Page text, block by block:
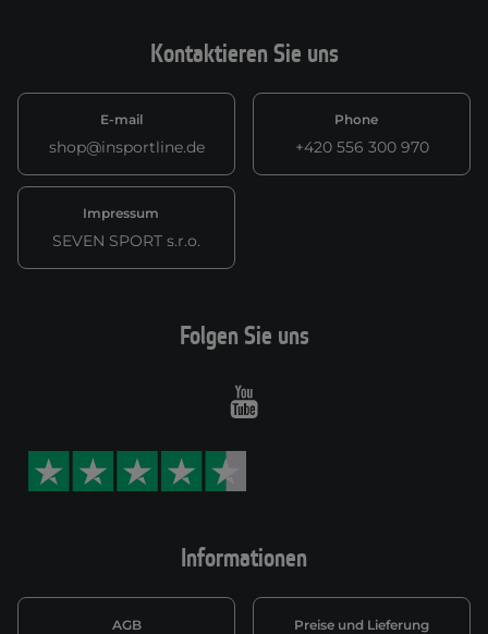
Kontaktieren Sie uns
E-mail
shop@insportline.de
Phone
+420 556 300 970
Impressum
SEVEN SPORT s.r.o.
Informationen
AGB Preise und Lieferung
Folgen Sie uns
Youtube